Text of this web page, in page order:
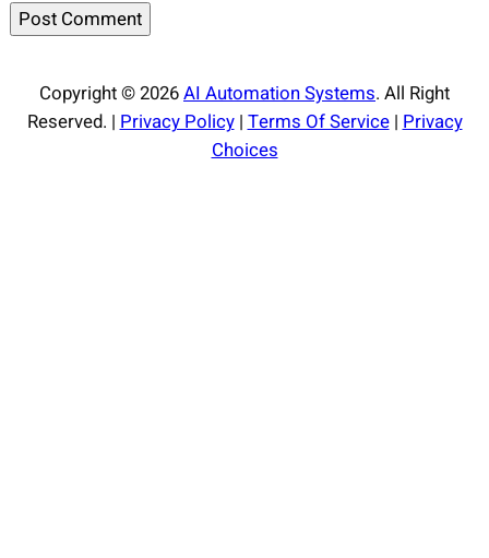
Copyright © 2026AI Automation Systems. All Right
Reserved. | Privacy Policy| Terms Of Service| Privacy
Choices